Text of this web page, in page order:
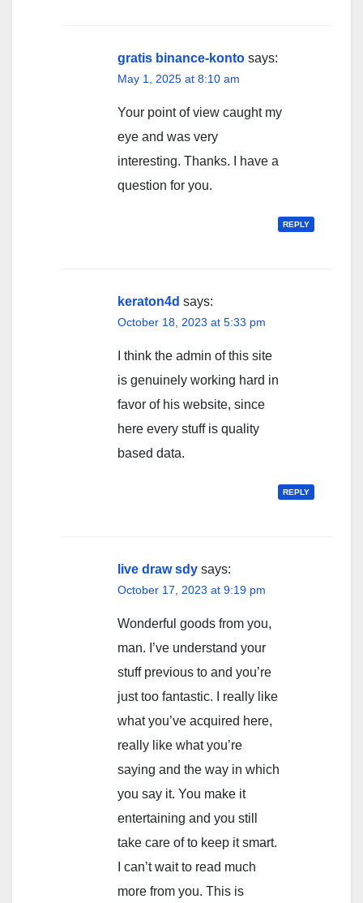
gratis binance-konto says:
May 1, 2025 at 8:10 am
Your point of view caught my
eye and was very
interesting. Thanks. I have a
question for you.
REPLY
keraton4d says:
October 18, 2023 at 5:33 pm
I think the admin of this site
is genuinely working hard in
favor of his website, since
here every stuff is quality
based data.
REPLY
live draw sdy says:
October 17, 2023 at 9:19 pm
Wonderful goods from you,
man. I’ve understand your
stuff previous to and you’re
just too fantastic. I really like
what you’ve acquired here,
really like what you’re
saying and the way in which
you say it. You make it
entertaining and you still
take care of to keep it smart.
I can’t wait to read much
more from you. This is